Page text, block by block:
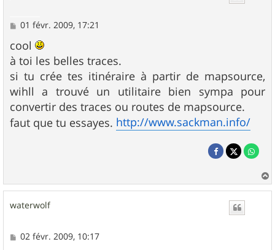
M
s
s
a
g
e
01 févr. 2009, 17:21
cool
à toi les belles traces.
si tu crée tes itinéraire à partir de mapsource,
wihll a trouvé un utilitaire bien sympa pour
convertir des traces ou routes de mapsource.
faut que tu essayes. http://www.sackman.info/
a
waterwolf
M
02 févr. 2009, 10:17